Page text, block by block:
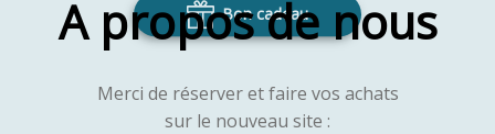
Bon cadeau
A propos de nous
Merci de réserver et faire vos achats
sur le nouveau site :